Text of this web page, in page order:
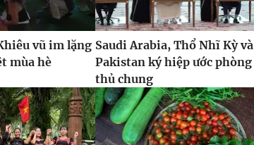
vũ im lặng
mùa hè
Saudi Arabia, Thổ Nhĩ Kỳ và
Pakistan ký hiệp ước phòng
thủ chung